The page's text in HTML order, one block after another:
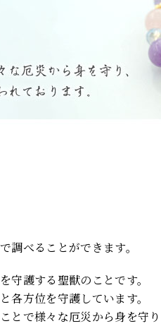
調べることができます。
守護する聖獣のことです。
各方位を守護しています。
とで様々な厄災から身を守